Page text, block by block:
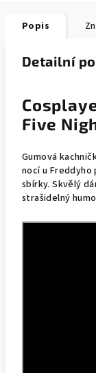
Popis
Detailní
Five
Gumová
nocí u Freddyho
sbírky. Skvělý
strašidelný